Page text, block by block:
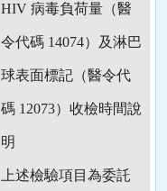
HIV 病毒負荷量（醫
令代碼 14074）及淋巴
球表面標記（醫令代
碼 12073）收檢時間說
明
上述檢驗項目為委託